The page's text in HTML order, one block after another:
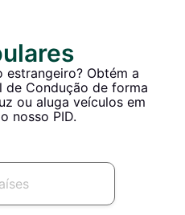
estrangeiro? Obtém a
de Condução de forma
ou aluga veículos em
nosso PID.